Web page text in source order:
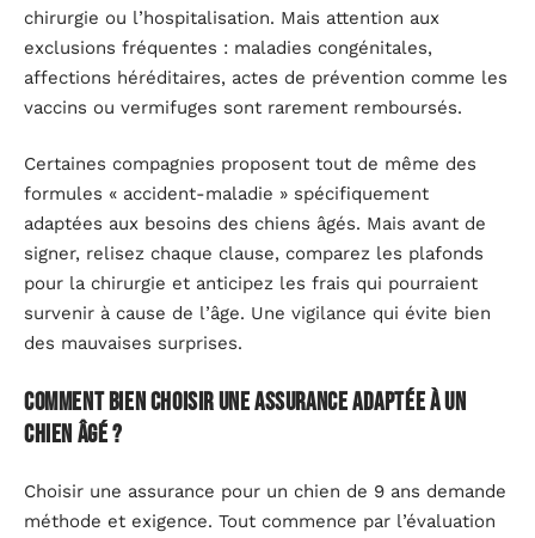
chirurgie ou l’hospitalisation. Mais attention aux
exclusions fréquentes : maladies congénitales,
affections héréditaires, actes de prévention comme les
vaccins ou vermifuges sont rarement remboursés.
Certaines compagnies proposent tout de même des
formules « accident-maladie » spécifiquement
adaptées aux besoins des chiens âgés. Mais avant de
signer, relisez chaque clause, comparez les plafonds
pour la chirurgie et anticipez les frais qui pourraient
survenir à cause de l’âge. Une vigilance qui évite bien
des mauvaises surprises.
Comment bien choisir une assurance adaptée à un
chien âgé ?
Choisir une assurance pour un chien de 9 ans demande
méthode et exigence. Tout commence par l’évaluation